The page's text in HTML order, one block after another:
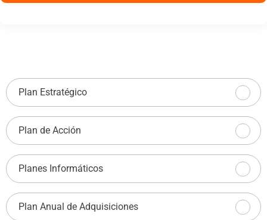
Plan Estratégico
Plan de Acción
Planes Informáticos
Plan Anual de Adquisiciones